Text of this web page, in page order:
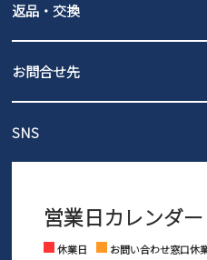
北海道・本州・四国・九州…550円
3,980円（税込）以上お買い上げで
発送日・送料詳細については
ご利用ください。
全国一律…220円（税込）
発送日・送料詳細についてはご利
ご利用ください。
返品・交換
の片道無料サービスを実施中！
ントとしても安心してご利用いた
さい。
お問合せ先
営業時間：11時～17時
※土日祝はお問い合わせ窓口休業
SNS
Facebook Instagram
営業日カレンダー
休業日
お問い合わせ窓口休